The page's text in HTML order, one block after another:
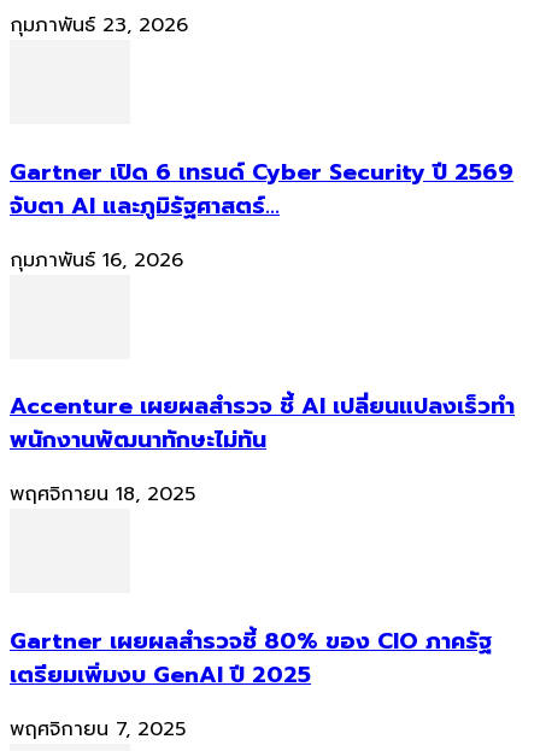
กุมภาพันธ์ 23, 2026
Gartner เปิด 6 เทรนด์ Cyber Security ปี 2569
จับตา AI และภูมิรัฐศาสตร์...
กุมภาพันธ์ 16, 2026
Accenture เผยผลสำรวจ ชี้ AI เปลี่ยนแปลงเร็วทำ
พนักงานพัฒนาทักษะไม่ทัน
พฤศจิกายน 18, 2025
Gartner เผยผลสำรวจชี้ 80% ของ CIO ภาครัฐ
เตรียมเพิ่มงบ GenAI ปี 2025
พฤศจิกายน 7, 2025